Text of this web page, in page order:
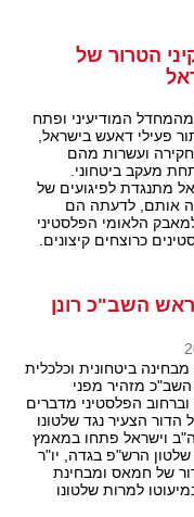
הטרור של
המודיעיני ופתח
פעילי דאעש בישראל,
ועשרות מהם
מעקב ביטחוני.
מתנגדת לפיגועים של
אותם, לדעתה הם
הלאומי הפלסטיני
כרוצחים קיצונים.
השב"כ רונן
ביטחונית וכלכלית
מזהיר מפני
הפלסטיני מדברים
הצעיר נגד שלטונו
וישראל פתחו במאמץ
שלטון הרש"פ בגדה, יו"ר
של חמאס ומבחינת
למרות שלטונו